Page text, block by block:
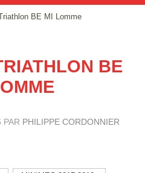
BE MI Lomme
BE
PAR PHILIPPE CORDONNIER